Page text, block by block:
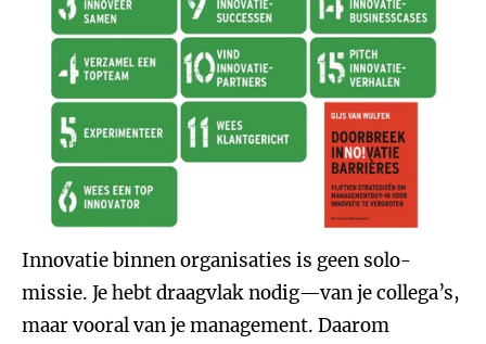
Innovatie binnen organisaties is geen solo-
missie. Je hebt draagvlak nodig—van je collega’s,
maar vooral van je management. Daarom